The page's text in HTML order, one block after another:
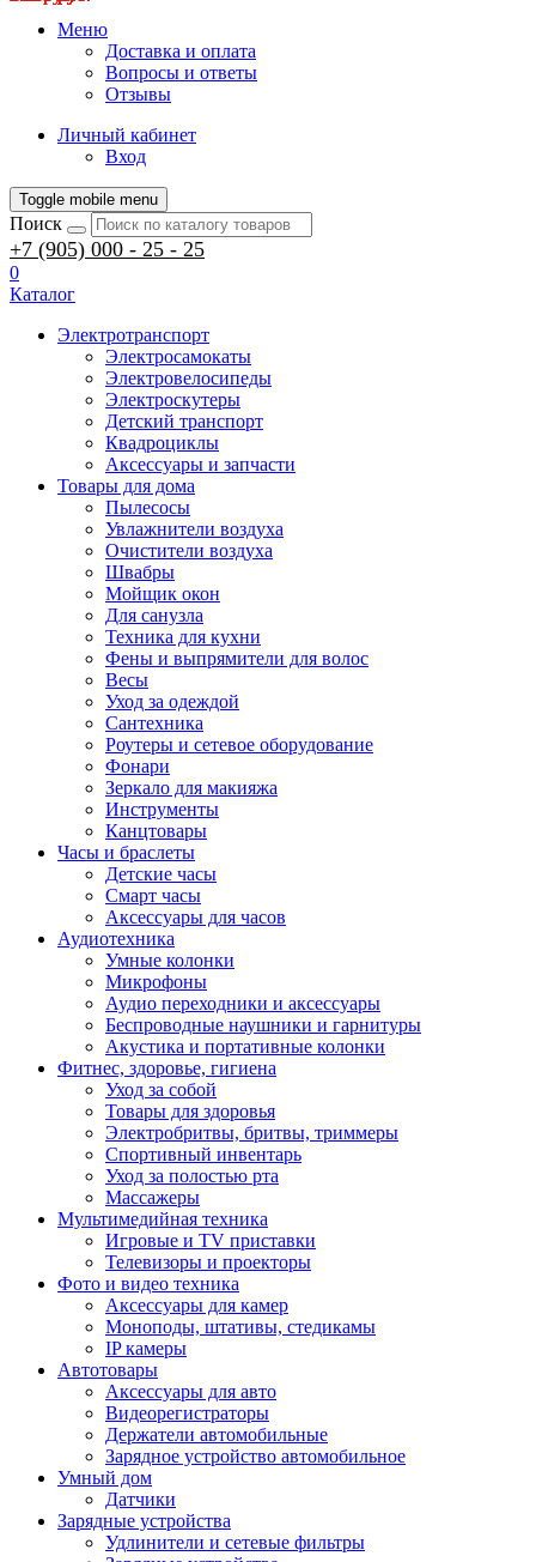
Меню
Доставка и оплата
Вопросы и ответы
Отзывы
Личный кабинет
Вход
Toggle mobile menu
Поиск
+7 (905) 000 - 25 - 25
0
Каталог
Электротранспорт
Электросамокаты
Электровелосипеды
Электроскутеры
Детский транспорт
Квадроциклы
Аксессуары и запчасти
Товары для дома
Пылесосы
Увлажнители воздуха
Очистители воздуха
Швабры
Мойщик окон
Для санузла
Техника для кухни
Фены и выпрямители для волос
Весы
Уход за одеждой
Сантехника
Роутеры и сетевое оборудование
Фонари
Зеркало для макияжа
Инструменты
Канцтовары
Часы и браслеты
Детские часы
Смарт часы
Аксессуары для часов
Аудиотехника
Умные колонки
Микрофоны
Аудио переходники и аксессуары
Беспроводные наушники и гарнитуры
Акустика и портативные колонки
Фитнес, здоровье, гигиена
Уход за собой
Товары для здоровья
Электробритвы, бритвы, триммеры
Спортивный инвентарь
Уход за полостью рта
Массажеры
Мультимедийная техника
Игровые и TV приставки
Телевизоры и проекторы
Фото и видео техника
Аксессуары для камер
Моноподы, штативы, стедикамы
IP камеры
Автотовары
Аксессуары для авто
Видеорегистраторы
Держатели автомобильные
Зарядное устройство автомобильное
Умный дом
Датчики
Зарядные устройства
Удлинители и сетевые фильтры